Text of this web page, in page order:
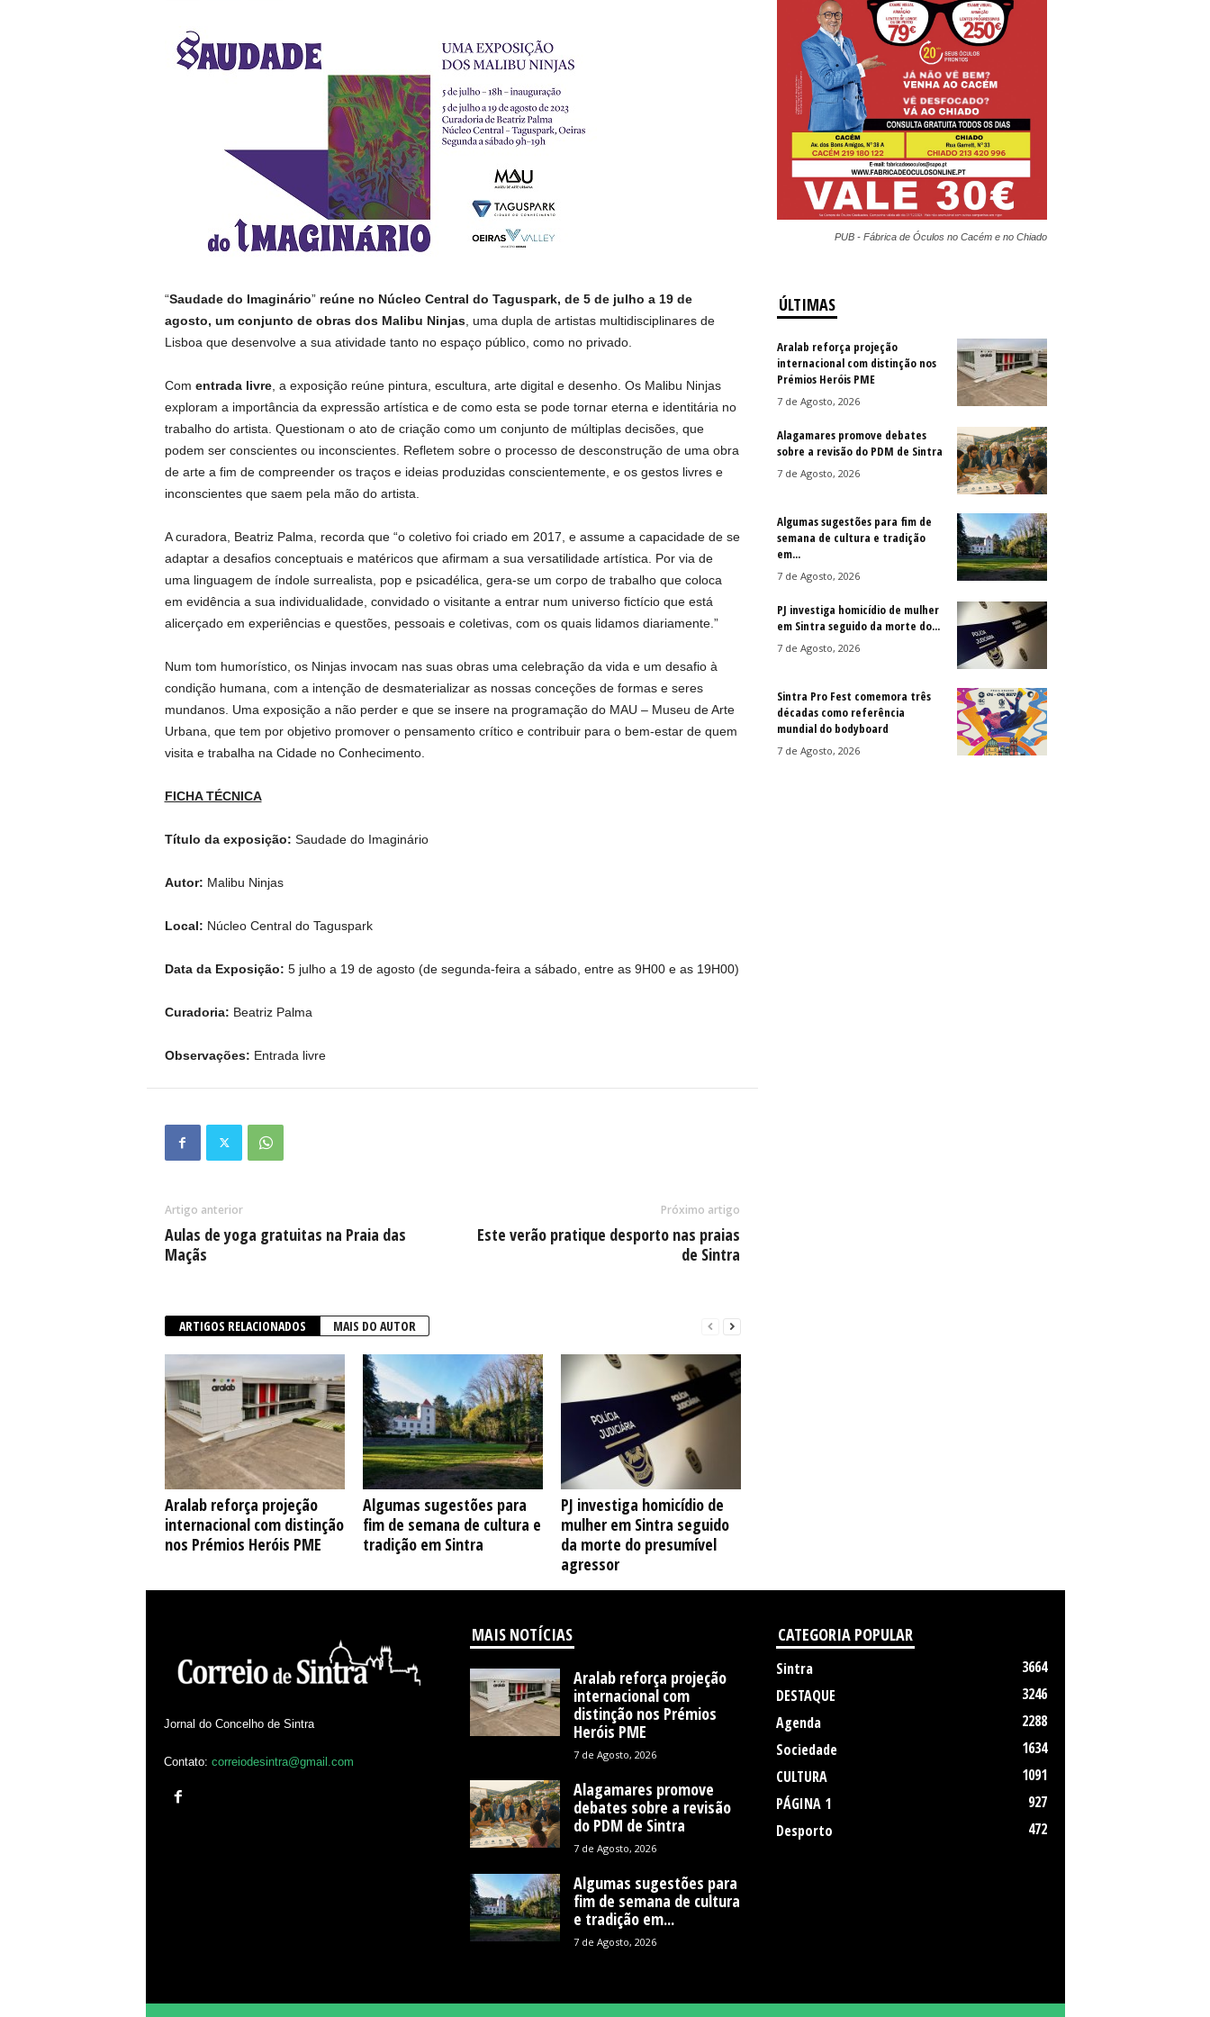
“Saudade do Imaginário” reúne no Núcleo Central do Taguspark, de 5 de julho a 19 de
agosto, um conjunto de obras dos Malibu Ninjas, uma dupla de artistas multidisciplinares de
Lisboa que desenvolve a sua atividade tanto no espaço público, como no privado.
Com entrada livre, a exposição reúne pintura, escultura, arte digital e desenho. Os Malibu Ninjas
exploram a importância da expressão artística e de como esta se pode tornar eterna e identitária no
trabalho do artista. Questionam o ato de criação como um conjunto de múltiplas decisões, que
podem ser conscientes ou inconscientes. Refletem sobre o processo de desconstrução de uma obra
de arte a fim de compreender os traços e ideias produzidas conscientemente, e os gestos livres e
inconscientes que saem pela mão do artista.
A curadora, Beatriz Palma, recorda que “o coletivo foi criado em 2017, e assume a capacidade de se
adaptar a desafios conceptuais e matéricos que afirmam a sua versatilidade artística. Por via de
uma linguagem de índole surrealista, pop e psicadélica, gera-se um corpo de trabalho que coloca
em evidência a sua individualidade, convidado o visitante a entrar num universo fictício que está
alicerçado em experiências e questões, pessoais e coletivas, com os quais lidamos diariamente.”
Num tom humorístico, os Ninjas invocam nas suas obras uma celebração da vida e um desafio à
condição humana, com a intenção de desmaterializar as nossas conceções de formas e seres
mundanos. Uma exposição a não perder e que se insere na programação do MAU – Museu de Arte
Urbana, que tem por objetivo promover o pensamento crítico e contribuir para o bem-estar de quem
visita e trabalha na Cidade no Conhecimento.
FICHA TÉCNICA
Título da exposição: Saudade do Imaginário
Autor: Malibu Ninjas
Local: Núcleo Central do Taguspark
Data da Exposição: 5 julho a 19 de agosto (de segunda-feira a sábado, entre as 9H00 e as 19H00)
Curadoria: Beatriz Palma
Observações: Entrada livre
Artigo anterior
Aulas de yoga gratuitas na Praia das
Maçãs
Próximo artigo
Este verão pratique desporto nas praias
de Sintra
ARTIGOS RELACIONADOS MAIS DO AUTOR
Aralab reforça projeção
internacional com distinção
nos Prémios Heróis PME
Algumas sugestões para
fim de semana de cultura e
tradição em Sintra
PJ investiga homicídio de
mulher em Sintra seguido
da morte do presumível
agressor
PUB - Fábrica de Óculos no Cacém e no Chiado
ÚLTIMAS
Aralab reforça projeção
internacional com distinção nos
Prémios Heróis PME
7 de Agosto, 2026
Alagamares promove debates
sobre a revisão do PDM de Sintra
7 de Agosto, 2026
Algumas sugestões para fim de
semana de cultura e tradição
em...
7 de Agosto, 2026
PJ investiga homicídio de mulher
em Sintra seguido da morte do...
7 de Agosto, 2026
Sintra Pro Fest comemora três
décadas como referência
mundial do bodyboard
7 de Agosto, 2026
Jornal do Concelho de Sintra
Contato: correiodesintra@gmail.com
MAIS NOTÍCIAS
Aralab reforça projeção
internacional com
distinção nos Prémios
Heróis PME
7 de Agosto, 2026
Alagamares promove
debates sobre a revisão
do PDM de Sintra
7 de Agosto, 2026
Algumas sugestões para
fim de semana de cultura
e tradição em...
7 de Agosto, 2026
CATEGORIA POPULAR
Sintra
3664
DESTAQUE
3246
Agenda
2288
Sociedade
1634
CULTURA
1091
PÁGINA 1
927
Desporto
472